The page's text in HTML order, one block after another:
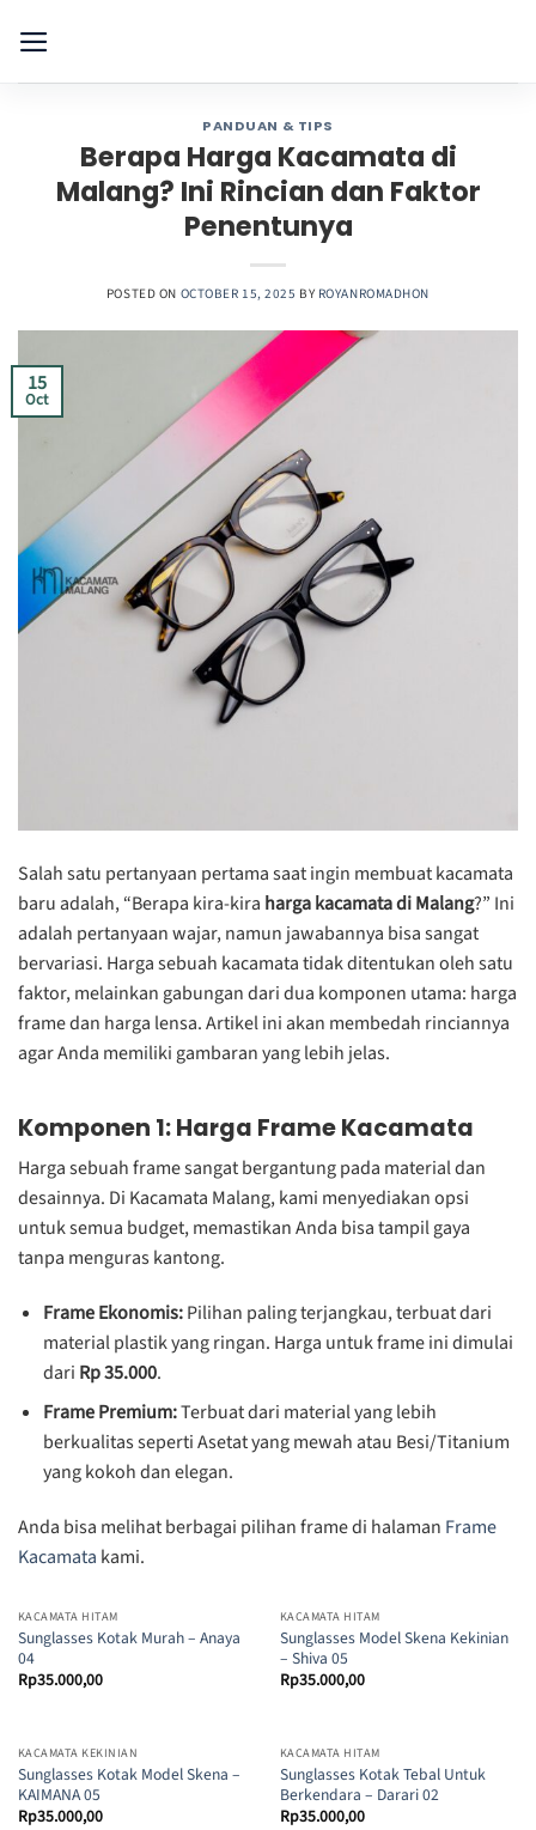
PANDUAN & TIPS
Berapa Harga Kacamata di
Malang? Ini Rincian dan Faktor
Penentunya
POSTED ON OCTOBER 15, 2025 BY ROYANROMADHON
15
Oct
Salah satu pertanyaan pertama saat ingin membuat kacamata
baru adalah, “Berapa kira-kira harga kacamata di Malang?” Ini
adalah pertanyaan wajar, namun jawabannya bisa sangat
bervariasi. Harga sebuah kacamata tidak ditentukan oleh satu
faktor, melainkan gabungan dari dua komponen utama: harga
frame dan harga lensa. Artikel ini akan membedah rinciannya
agar Anda memiliki gambaran yang lebih jelas.
Komponen 1: Harga Frame Kacamata
Harga sebuah frame sangat bergantung pada material dan
desainnya. Di Kacamata Malang, kami menyediakan opsi
untuk semua budget, memastikan Anda bisa tampil gaya
tanpa menguras kantong.
Frame Ekonomis:Pilihan paling terjangkau, terbuat dari
material plastik yang ringan. Harga untuk frame ini dimulai
dari Rp 35.000.
Frame Premium:Terbuat dari material yang lebih
berkualitas seperti Asetat yang mewah atau Besi/Titanium
yang kokoh dan elegan.
Anda bisa melihat berbagai pilihan frame di halaman Frame
Kacamata kami.
KACAMATA HITAM
Sunglasses Kotak Murah – Anaya
04
Rp35.000,00
KACAMATA HITAM
Sunglasses Model Skena Kekinian
– Shiva 05
Rp35.000,00
KACAMATA KEKINIAN
Sunglasses Kotak Model Skena –
KAIMANA 05
Rp35.000,00
KACAMATA HITAM
Sunglasses Kotak Tebal Untuk
Berkendara – Darari 02
Rp35.000,00